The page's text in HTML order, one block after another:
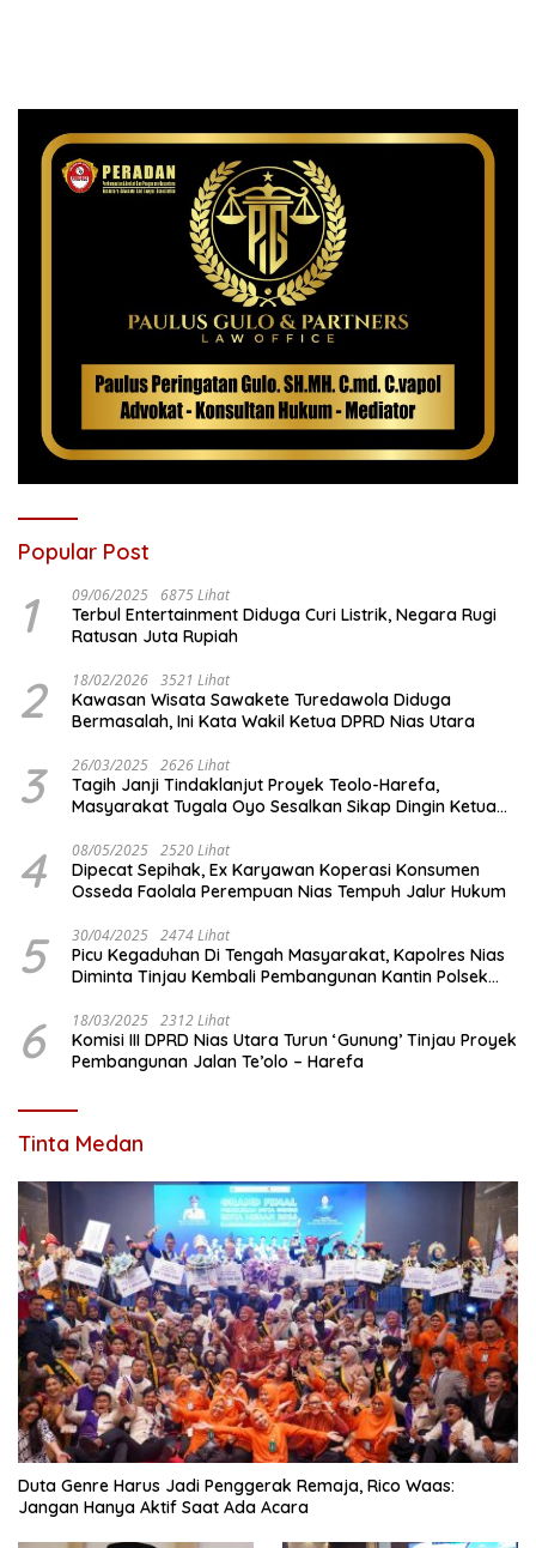
Popular Post
1 09/06/2025 6875 Lihat
Terbul Entertainment Diduga Curi Listrik, Negara Rugi
Ratusan Juta Rupiah
2 18/02/2026 3521 Lihat
Kawasan Wisata Sawakete Turedawola Diduga
Bermasalah, Ini Kata Wakil Ketua DPRD Nias Utara
3 26/03/2025 2626 Lihat
Tagih Janji Tindaklanjut Proyek Teolo-Harefa,
Masyarakat Tugala Oyo Sesalkan Sikap Dingin Ketua
4 08/05/2025 2520 Lihat
Dipecat Sepihak, Ex Karyawan Koperasi Konsumen
Osseda Faolala Perempuan Nias Tempuh Jalur Hukum
5 30/04/2025 2474 Lihat
Picu Kegaduhan Di Tengah Masyarakat, Kapolres Nias
Diminta Tinjau Kembali Pembangunan Kantin Polsek
6 18/03/2025 2312 Lihat
Komisi III DPRD Nias Utara Turun ‘Gunung’ Tinjau Proyek
Pembangunan Jalan Te’olo – Harefa
Tinta Medan
Duta Genre Harus Jadi Penggerak Remaja, Rico Waas:
Jangan Hanya Aktif Saat Ada Acara